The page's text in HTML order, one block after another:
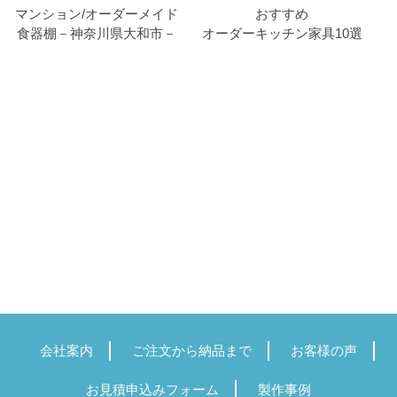
マンション/オーダーメイド
食器棚－神奈川県大和市－
おすすめ
オーダーキッチン家具10選
会社案内 ご注文から納品まで お客様の声
お見積申込みフォーム 製作事例